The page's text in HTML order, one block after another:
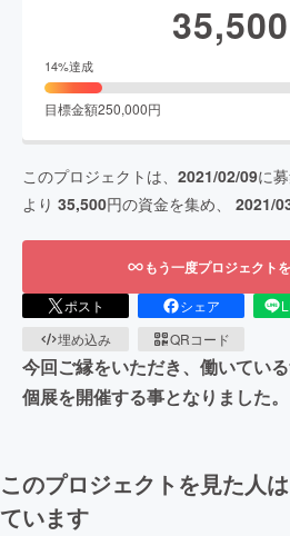
35,500
14%達成
目標金額250,000円
このプロジェクトは、 2021/02/09に
より 35,500円の資金を集め、 2021/
もう一度プロジェクト
ポスト シェア
埋め込み
QRコード
今回ご縁をいただき、働いてい
個展を開催する事となりました。
このプロジェクトを見た人
ています